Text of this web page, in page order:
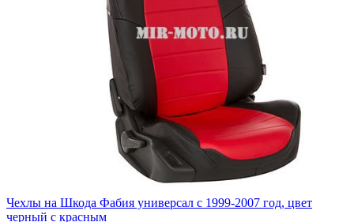
Чехлы на Шкода Фабия универсал с 1999-2007 год, цвет
черный с красным